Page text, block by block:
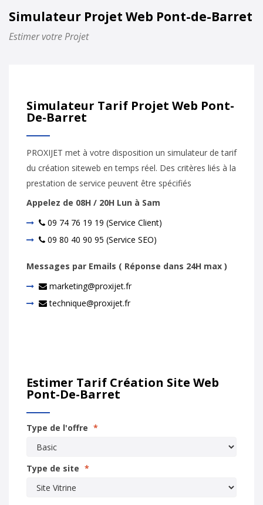
Simulateur Projet Web Pont-de-Barret
Estimer votre Projet
Simulateur Tarif Projet Web Pont-
De-Barret
PROXIJET met à votre disposition un simulateur de tarif
du création siteweb en temps réel. Des critères liés à la
prestation de service peuvent être spécifiés
Appelez de 08H / 20H Lun à Sam
09 74 76 19 19 (Service Client)
09 80 40 90 95 (Service SEO)
Messages par Emails ( Réponse dans 24H max )
marketing@proxijet.fr
technique@proxijet.fr
Estimer Tarif Création Site Web
Pont-De-Barret
Type de l'offre *
Type de site *